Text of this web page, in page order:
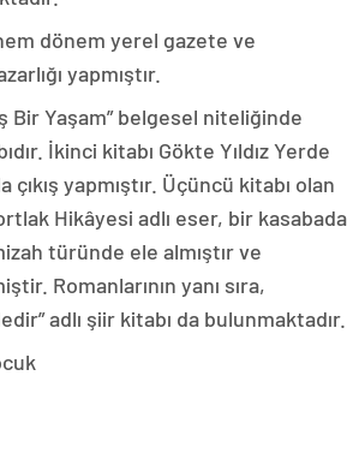
dönem yerel gazete ve
yapmıştır.
Bir Yaşam” belgesel niteliğinde
İkinci kitabı Gökte Yıldız Yerde
çıkış yapmıştır. Üçüncü kitabı olan
Hikâyesi adlı eser, bir kasabada
türünde ele almıştır ve
Romanlarının yanı sıra,
adlı şiir kitabı da bulunmaktadır.